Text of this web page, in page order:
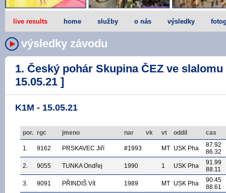
live results home služby o nás výsledky
výsledky závodu
1. Český pohár Skupina ČEZ ve slalomu
15.05.21 ]
K1M - 15.05.21
por. rgc jmeno nar vk vt oddil cas
1. 9162 PRSKAVEC Jiří #1993 MT USK Pha
87.92
86.32
2.
9055 TUNKA Ondřej 1990 1 USK Pha
91.99
88.11
3.
9091 PŘINDIŠ Vít 1989 MT USK Pha
90.45
88.61